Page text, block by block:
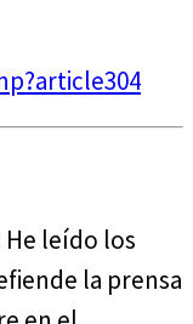
He leído los
la prensa